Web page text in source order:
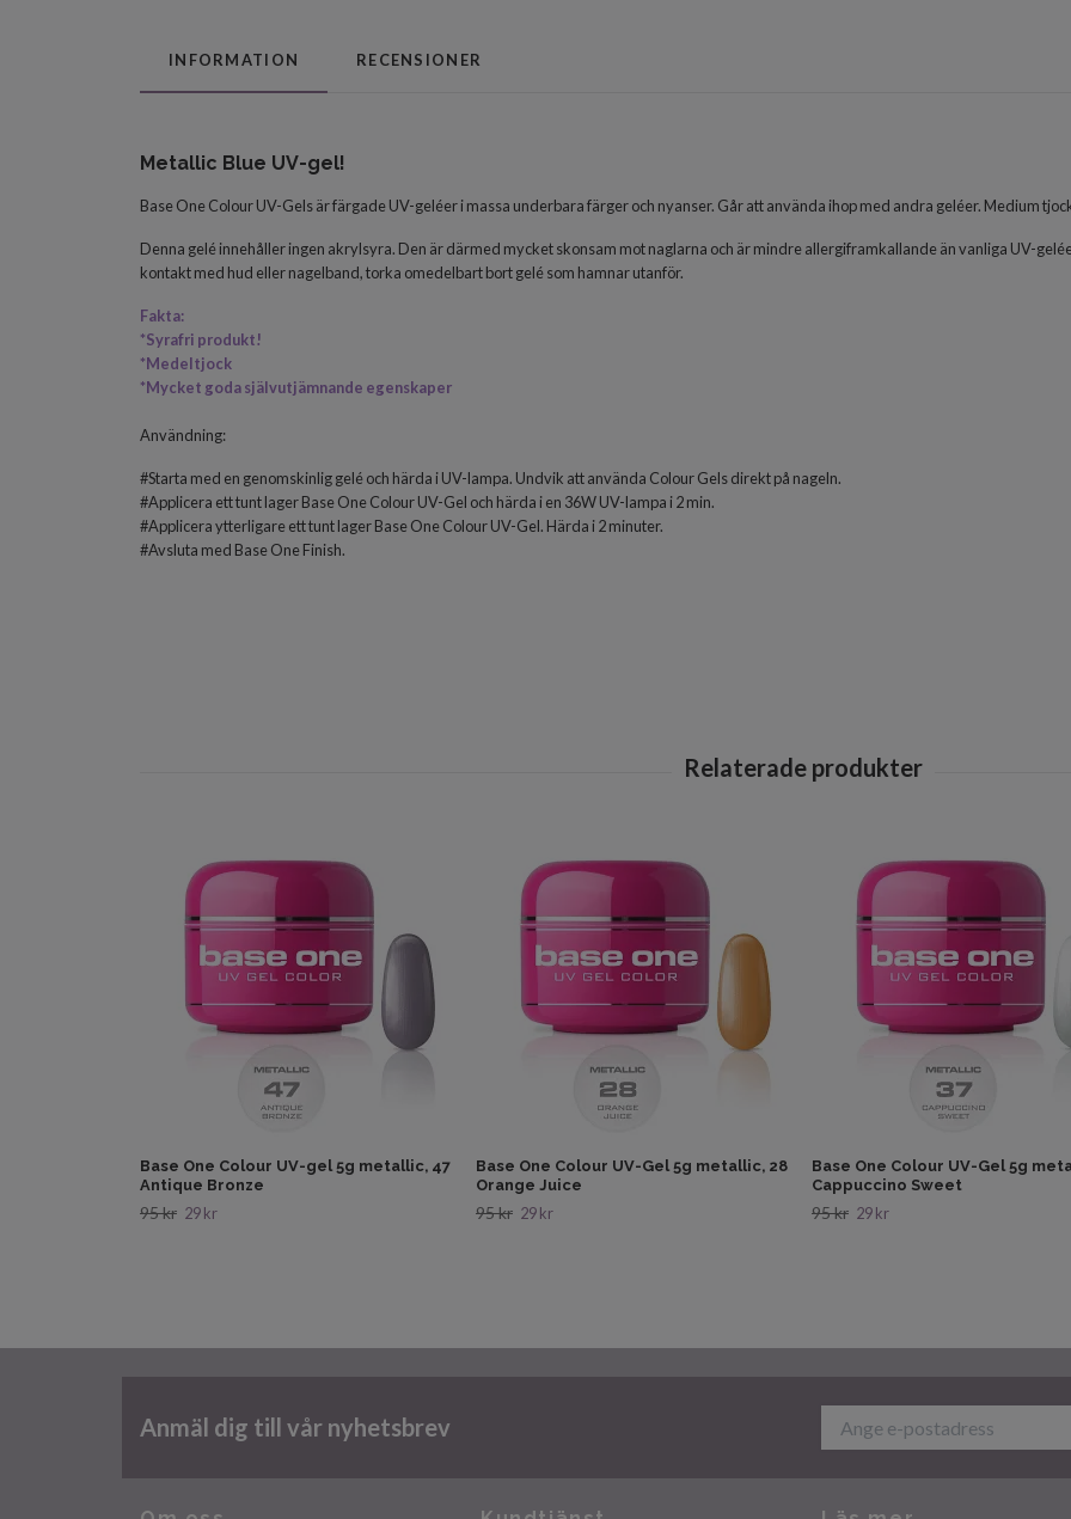
INFORMATION RECENSIONER
Metallic Blue UV-gel!
Base One Colour UV-Gels är färgade UV-geléer i massa underbara färger och nyanser. Går att använda ihop med andra geléer. Medium
Denna gelé innehåller ingen akrylsyra. Den är därmed mycket skonsam mot naglarna och är mindre allergiframkallande än vanliga UV-
kontakt med hud eller nagelband, torka omedelbart bort gelé som hamnar utanför.
Fakta:
*Syrafri produkt!
*Medeltjock
*Mycket goda självutjämnande egenskaper
Användning:
#Starta med en genomskinlig gelé och härda i UV-lampa. Undvik att använda Colour Gels direkt på nageln.
#Applicera ett tunt lager Base One Colour UV-Gel och härda i en 36W UV-lampa i 2 min.
#Applicera ytterligare ett tunt lager Base One Colour UV-Gel. Härda i 2 minuter.
#Avsluta med Base One Finish.
Base One Colour UV-gel 5g metallic, 47
Antique Bronze
95 kr 29 kr
Base One Colour UV-Gel 5g metallic, 28
Orange Juice
95 kr 29 kr
Base One Colour UV-Gel 5g
Cappuccino Sweet
95 kr 29 kr
Anmäl dig till vår nyhetsbrev